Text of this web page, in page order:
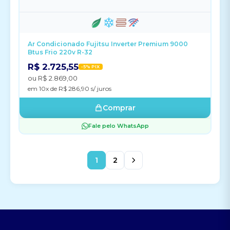
Ar Condicionado Fujitsu Inverter Premium 9000
Btus Frio 220v R-32
R$ 2.725,55 -5% PIX
ou R$ 2.869,00
em 10x de R$ 286,90 s/ juros
Comprar
Fale pelo WhatsApp
1 2